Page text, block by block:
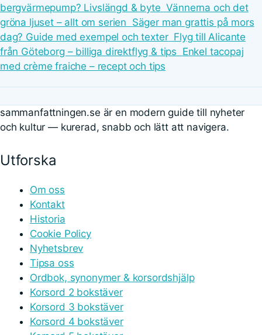
bergvärmepump? Livslängd & byte Vännerna och det
gröna ljuset – allt om serien Säger man grattis på mors
dag? Guide med exempel och texter Flyg till Alicante
från Göteborg – billiga direktflyg & tips Enkel tacopaj
med crème fraiche – recept och tips
sammanfattningen.se är en modern guide till nyheter
och kultur — kurerad, snabb och lätt att navigera.
Utforska
Om oss
Kontakt
Historia
Cookie Policy
Nyhetsbrev
Tipsa oss
Ordbok, synonymer & korsordshjälp
Korsord 2 bokstäver
Korsord 3 bokstäver
Korsord 4 bokstäver